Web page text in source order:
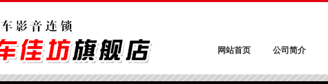
网站首页 公司简介